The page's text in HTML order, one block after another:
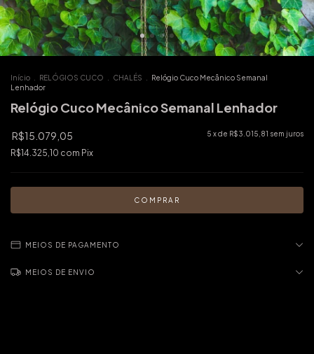
Início RELÓGIOS CUCO CHALÉS
Relógio Cuco Mecânico Semanal
Lenhador
Relógio Cuco Mecânico Semanal Lenhador
R$15.079,05 5 x de R$3.015,81 sem juros
R$14.325,10 com Pix
MEIOS DE PAGAMENTO
MEIOS DE ENVIO